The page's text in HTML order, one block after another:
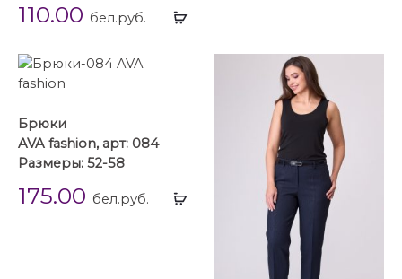
Выбрать
110.00 бел.руб.
Выбрать
Брюки
AVA fashion, арт: 084
Размеры: 52-58
175.00 бел.руб.